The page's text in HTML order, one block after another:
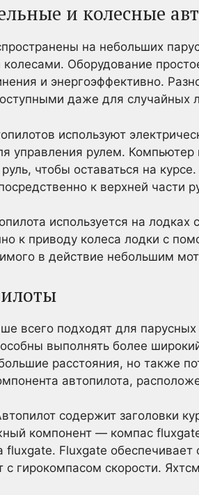
и колесные
на небольших
Оборудование
и энергоэффективно.
даже для случайных
используют
управления рулем.
чтобы оставаться на
к верхней части
используется на
к приводу колеса лодки с
в действие небольшим
всего подходят для
выполнять более
расстояния, но также
автопилота,
содержит заголовки
компонент — компас
fluxgate. Fluxgate
с гирокомпасом скорости.